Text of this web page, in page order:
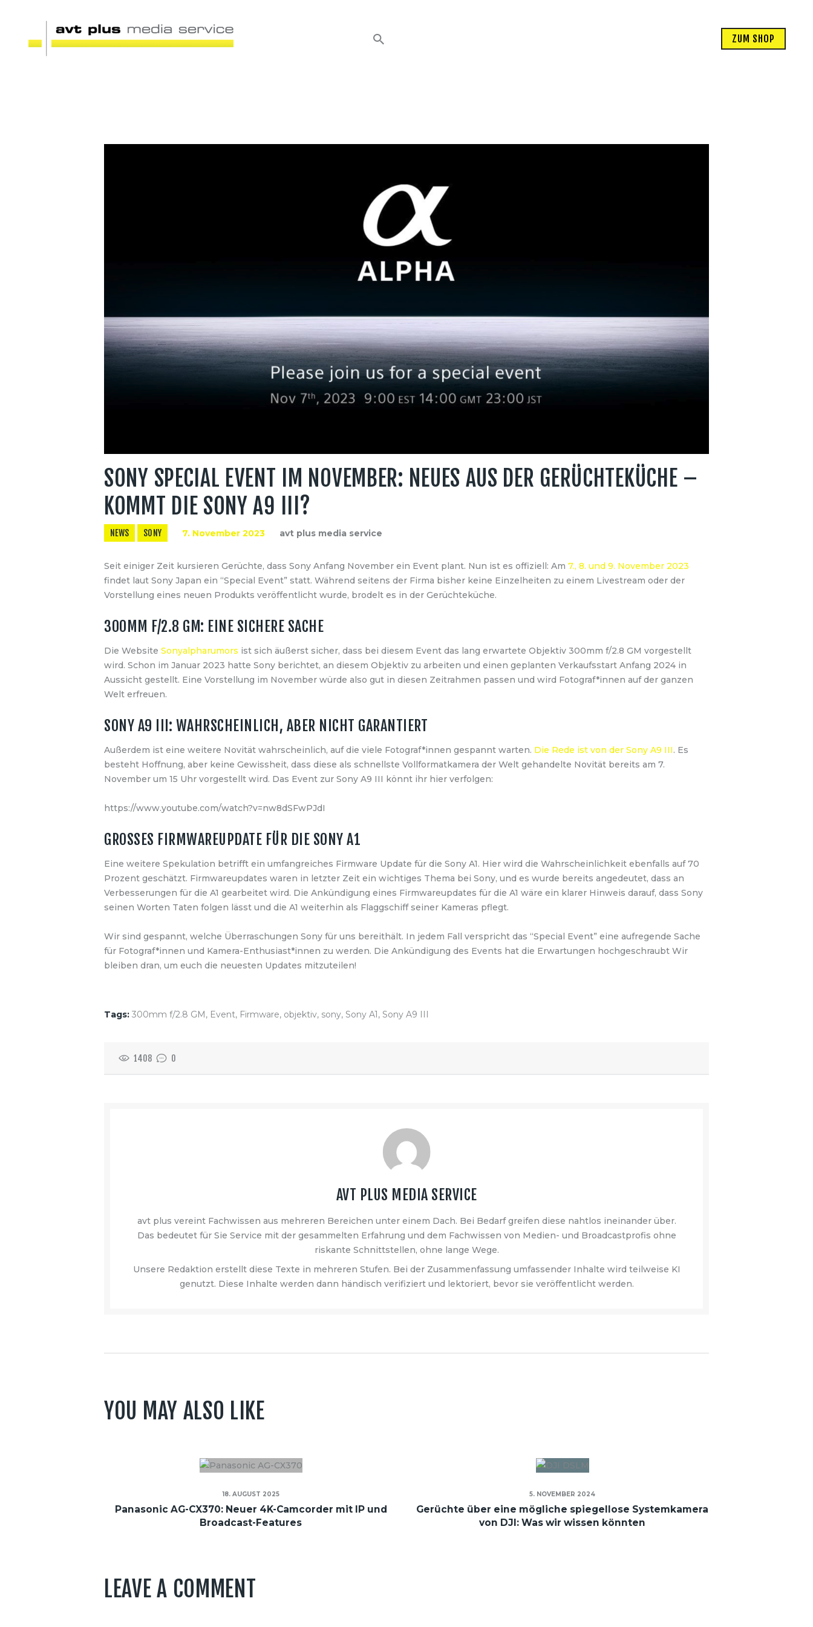
ZUM SHOP
SONY SPECIAL EVENT IM NOVEMBER: NEUES AUS DER GERÜCHTEKÜCHE –
KOMMT DIE SONY A9 III?
NEWS SONY 7. November 2023 avt plus media service
Seit einiger Zeit kursieren Gerüchte, dass Sony Anfang November ein Event plant. Nun ist es offiziell: Am 7., 8. und 9. November 2023
findet laut Sony Japan ein “Special Event” statt. Während seitens der Firma bisher keine Einzelheiten zu einem Livestream oder der
Vorstellung eines neuen Produkts veröffentlicht wurde, brodelt es in der Gerüchteküche.
300MM F/2.8 GM: EINE SICHERE SACHE
Die Website Sonyalpharumors ist sich äußerst sicher, dass bei diesem Event das lang erwartete Objektiv 300mm f/2.8 GM vorgestellt
wird. Schon im Januar 2023 hatte Sony berichtet, an diesem Objektiv zu arbeiten und einen geplanten Verkaufsstart Anfang 2024 in
Aussicht gestellt. Eine Vorstellung im November würde also gut in diesen Zeitrahmen passen und wird Fotograf*innen auf der ganzen
Welt erfreuen.
SONY A9 III: WAHRSCHEINLICH, ABER NICHT GARANTIERT
Außerdem ist eine weitere Novität wahrscheinlich, auf die viele Fotograf*innen gespannt warten. Die Rede ist von der Sony A9 III. Es
besteht Hoffnung, aber keine Gewissheit, dass diese als schnellste Vollformatkamera der Welt gehandelte Novität bereits am 7.
November um 15 Uhr vorgestellt wird. Das Event zur Sony A9 III könnt ihr hier verfolgen:
https://www.youtube.com/watch?v=nw8dSFwPJdI
GROSSES FIRMWAREUPDATE FÜR DIE SONY A1
Eine weitere Spekulation betrifft ein umfangreiches Firmware Update für die Sony A1. Hier wird die Wahrscheinlichkeit ebenfalls auf 70
Prozent geschätzt. Firmwareupdates waren in letzter Zeit ein wichtiges Thema bei Sony, und es wurde bereits angedeutet, dass an
Verbesserungen für die A1 gearbeitet wird. Die Ankündigung eines Firmwareupdates für die A1 wäre ein klarer Hinweis darauf, dass Sony
seinen Worten Taten folgen lässt und die A1 weiterhin als Flaggschiff seiner Kameras pflegt.
Wir sind gespannt, welche Überraschungen Sony für uns bereithält. In jedem Fall verspricht das “Special Event” eine aufregende Sache
für Fotograf*innen und Kamera-Enthusiast*innen zu werden. Die Ankündigung des Events hat die Erwartungen hochgeschraubt Wir
bleiben dran, um euch die neuesten Updates mitzuteilen!
Tags: 300mm f/2.8 GM, Event, Firmware, objektiv, sony, Sony A1, Sony A9 III
1408 0
AVT PLUS MEDIA SERVICE
avt plus vereint Fachwissen aus mehreren Bereichen unter einem Dach. Bei Bedarf greifen diese nahtlos ineinander über.
Das bedeutet für Sie Service mit der gesammelten Erfahrung und dem Fachwissen von Medien- und Broadcastprofis ohne
riskante Schnittstellen, ohne lange Wege.
Unsere Redaktion erstellt diese Texte in mehreren Stufen. Bei der Zusammenfassung umfassender Inhalte wird teilweise KI
genutzt. Diese Inhalte werden dann händisch verifiziert und lektoriert, bevor sie veröffentlicht werden.
YOU MAY ALSO LIKE
18. AUGUST 2025
Panasonic AG-CX370: Neuer 4K-Camcorder mit IP und
Broadcast-Features
5. NOVEMBER 2024
Gerüchte über eine mögliche spiegellose Systemkamera
von DJI: Was wir wissen könnten
LEAVE A COMMENT